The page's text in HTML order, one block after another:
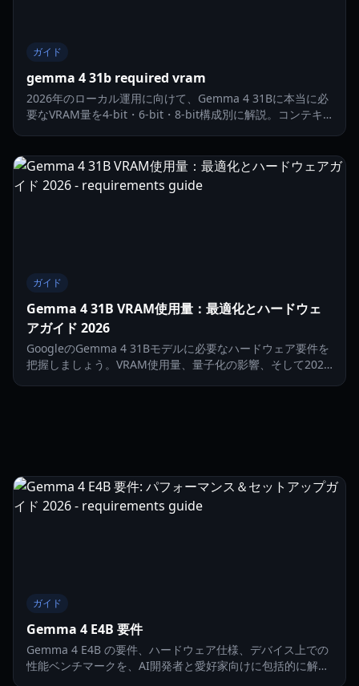
ガイド
gemma 4 31b required vram
2026年のローカル運用に向けて、Gemma 4 31Bに本当に必
要なVRAM量を4-bit・6-bit・8-bit構成別に解説。コンテキ
ガイド
Gemma 4 31B VRAM使用量：最適化とハードウェ
アガイド 2026
GoogleのGemma 4 31Bモデルに必要なハードウェア要件を
把握しましょう。VRAM使用量、量子化の影響、そして2026
ガイド
Gemma 4 E4B 要件
Gemma 4 E4B の要件、ハードウェア仕様、デバイス上での
性能ベンチマークを、AI開発者と愛好家向けに包括的に解説